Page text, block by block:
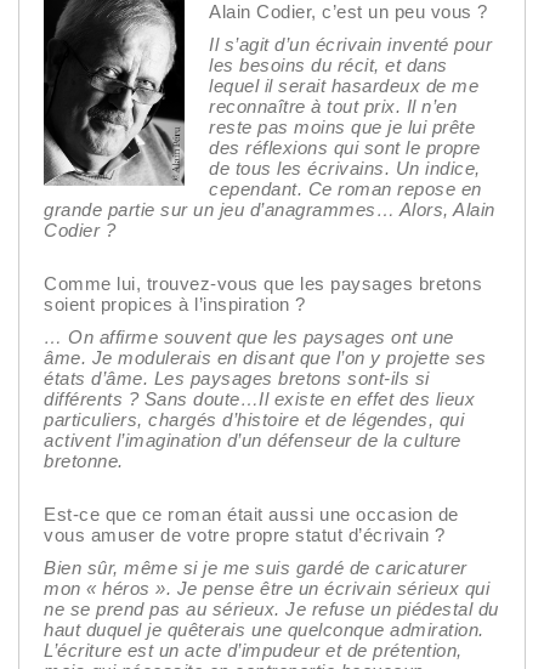
Alain Codier, c’est un peu vous ?
Il s’agit d’un écrivain inventé pour
les besoins du récit, et dans
lequel il serait hasardeux de me
reconnaître à tout prix. Il n’en
reste pas moins que je lui prête
des réflexions qui sont le propre
de tous les écrivains. Un indice,
cependant. Ce roman repose en
grande partie sur un jeu d’anagrammes… Alors, Alain
Codier ?
Comme lui, trouvez-vous que les paysages bretons
soient propices à l’inspiration ?
… On affirme souvent que les paysages ont une
âme. Je modulerais en disant que l’on y projette ses
états d’âme. Les paysages bretons sont-ils si
différents ? Sans doute…Il existe en effet des lieux
particuliers, chargés d’histoire et de légendes, qui
activent l’imagination d’un défenseur de la culture
bretonne.
Est-ce que ce roman était aussi une occasion de
vous amuser de votre propre statut d’écrivain ?
Bien sûr, même si je me suis gardé de caricaturer
mon « héros ». Je pense être un écrivain sérieux qui
ne se prend pas au sérieux. Je refuse un piédestal du
haut duquel je quêterais une quelconque admiration.
L’écriture est un acte d’impudeur et de prétention,